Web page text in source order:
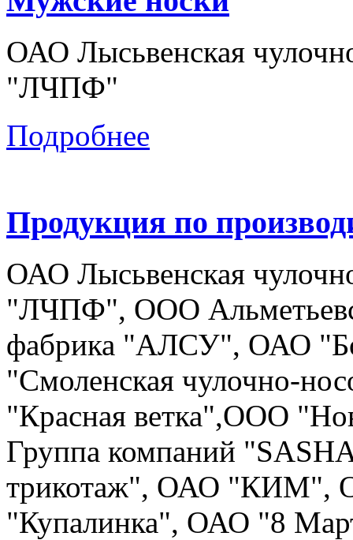
ОАО Лысьвенская
"ЛЧПФ"
Подробнее
Продукция по
ОАО Лысьвенская
"ЛЧПФ", ООО
фабрика "АЛСУ", ОАО
"Смоленская чулочно-
"Красная ветка",ООО
Группа компаний
трикотаж", ОАО "КИМ",
"Купалинка", ОАО "8